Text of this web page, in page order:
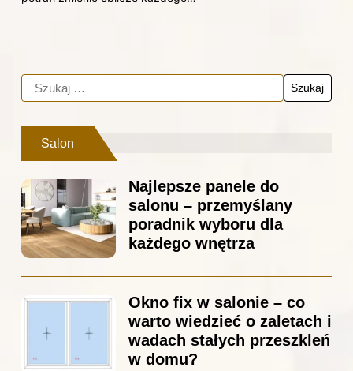
Salon
Najlepsze panele do
salonu – przemyślany
poradnik wyboru dla
każdego wnętrza
Okno fix w salonie – co
warto wiedzieć o zaletach i
wadach stałych przeszkleń
w domu?